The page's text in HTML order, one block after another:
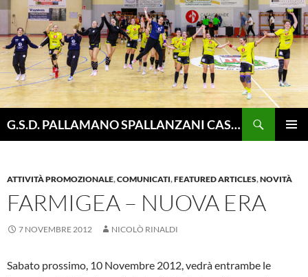
Vai
contenuto
G.S.D. PALLAMANO SPALLANZANI CASALGRANDE
ATTIVITÀ PROMOZIONALE,COMUNICATI,FEATURED ARTICLES,NOVITÀ
FARMIGEA – NUOVA ERA
7 NOVEMBRE 2012 NICOLÒ RINALDI
Sabato prossimo, 10 Novembre 2012, vedrà entrambe le